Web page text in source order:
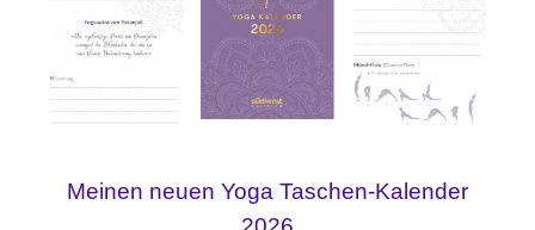
Meinen neuen Yoga Taschen-Kalender